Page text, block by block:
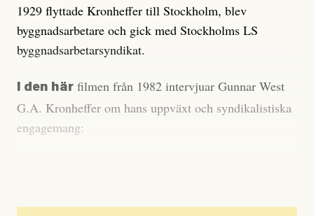
1929 flyttade Kronheffer till Stockholm, blev
byggnadsarbetare och gick med Stockholms LS
byggnadsarbetarsyndikat.
I den här filmen från 1982 intervjuar Gunnar West
G.A. Kronheffer om hans uppväxt och syndikalistiska
engagemang: